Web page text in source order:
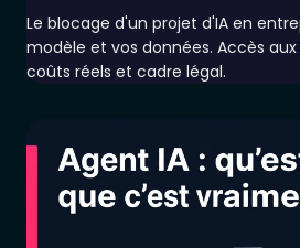
Le blocage d'un projet d'IA en
modèle et vos données. Accès
coûts réels et cadre légal.